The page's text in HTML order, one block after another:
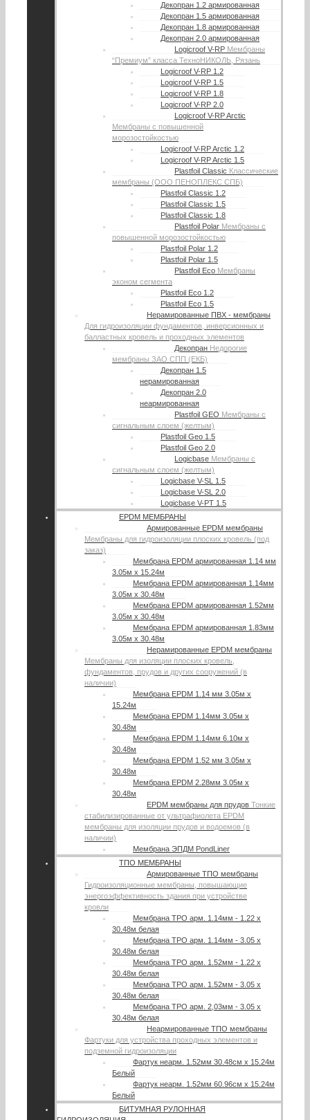
Декопран 1.2 армированная
Декопран 1.5 армированная
Декопран 1.8 армированная
Декопран 2.0 армированная
Logicroof V-RP Мембраны
“Премиум” класса ТехноНИКОЛЬ, Рязань
Logicroof V-RP 1.2
Logicroof V-RP 1.5
Logicroof V-RP 1.8
Logicroof V-RP 2.0
Logicroof V-RP Arctic
Мембраны с повышенной
морозостойкостью
Logicroof V-RP Arctic 1.2
Logicroof V-RP Arctic 1.5
Plastfoil Classic Классические
мембраны (ООО ПЕНОПЛЕКС СПБ)
Plastfoil Classic 1.2
Plastfoil Classic 1.5
Plastfoil Classic 1.8
Plastfoil Polar Мембраны с
повышенной морозостойкостью
Plastfoil Polar 1.2
Plastfoil Polar 1.5
Plastfoil Eco Мембраны
эконом сегмента
Plastfoil Eco 1.2
Plastfoil Eco 1.5
Нерамированные ПВХ - мембраны
Для гидроизоляции фундаментов, инверсионных и
балластных кровель и проходных элементов
Декопран Недорогие
мембраны ЗАО СПП (ЕКБ)
Декопран 1.5
нерамированная
Декопран 2.0
неармированная
Plastfoil GEO Мембраны с
сигнальным слоем (желтым)
Plastfoil Geo 1.5
Plastfoil Geo 2.0
Logicbase Мембраны с
сигнальным слоем (желтым)
Logicbase V-SL 1.5
Logicbase V-SL 2.0
Logicbase V-PT 1.5
EPDM МЕМБРАНЫ
Армированные EPDM мембраны
Мембраны для гидроизоляции плоских кровель (под
заказ)
Мембрана EPDM армированная 1.14 мм
3.05м х 15.24м
Мембрана EPDM армированная 1.14мм
3.05м х 30.48м
Мембрана EPDM армированная 1.52мм
3.05м х 30.48м
Мембрана EPDM армированная 1.83мм
3.05м х 30.48м
Нерамированные EPDM мембраны
Мембраны для изоляции плоских кровель,
фундаментов, прудов и других сооружений (в
наличии)
Мембрана EPDM 1.14 мм 3.05м х
15.24м
Мембрана EPDM 1.14мм 3.05м х
30.48м
Мембрана EPDM 1.14мм 6.10м х
30.48м
Мембрана EPDM 1.52 мм 3.05м х
30.48м
Мембрана EPDM 2.28мм 3.05м х
30.48м
EPDM мембраны для прудов Тонкие
стабилизированные от ультрафиолета EPDM
мембраны для изоляции прудов и водоемов (в
наличии)
Мембрана ЭПДМ PondLiner
ТПО МЕМБРАНЫ
Армированные ТПО мембраны
Гидроизоляционные мембраны, повышающие
энергоэффективность здания при устройстве
кровли
Мембрана TPO арм. 1.14мм - 1.22 х
30.48м белая
Мембрана TPO арм. 1.14мм - 3.05 х
30.48м белая
Мембрана TPO арм. 1.52мм - 1.22 х
30.48м белая
Мембрана TPO арм. 1.52мм - 3.05 х
30.48м белая
Мембрана TPO арм. 2,03мм - 3.05 х
30.48м белая
Неармированные ТПО мембраны
Фартуки для устройства проходных элементов и
подземной гидроизоляции
Фартук неарм. 1.52мм 30.48см х 15.24м
Белый
Фартук неарм. 1.52мм 60.96см х 15.24м
Белый
БИТУМНАЯ РУЛОННАЯ